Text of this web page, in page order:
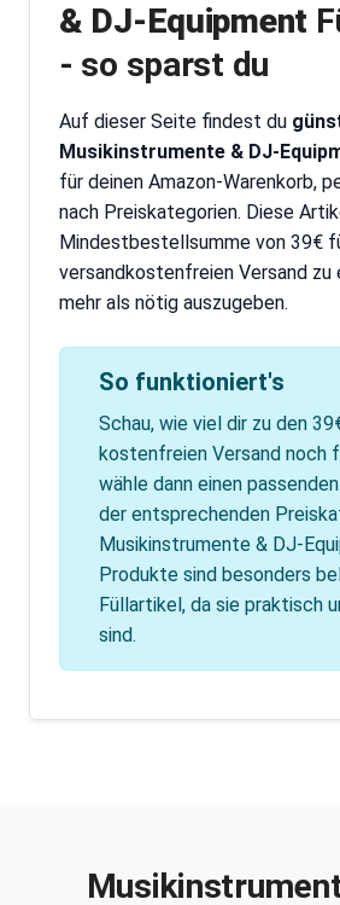
& DJ-Equipment
- so sparst du
Auf dieser Seite findest du
Musikinstrumente & DJ-
für deinen Amazon-Warenkorb,
nach Preiskategorien. Diese
Mindestbestellsumme von 39€
versandkostenfreien Versand zu
mehr als nötig auszugeben.
So funktioniert's
Schau, wie viel dir zu den
kostenfreien Versand noch
wähle dann einen
der entsprechenden
Musikinstrumente & DJ-
Produkte sind besonders
Füllartikel, da sie praktisch
sind.